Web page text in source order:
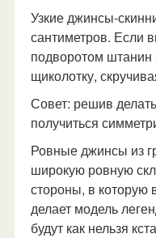
Узкие джинсы-
сантиметров. Если
подворотом штанин
щиколотку,
Совет: решив
получиться
Ровные джинсы из
широкую ровную
стороны, в которую
делает модель
будут как нельзя